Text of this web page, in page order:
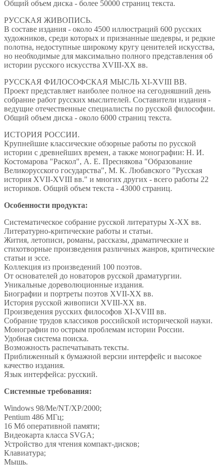
Общий объем диска - более 50000 страниц текста.
РУССКАЯ ЖИВОПИСЬ.
В составе издания - около 4500 иллюстраций 600 русских
художников, среди которых и признанные шедевры, и редкие
полотна, недоступные широкому кругу ценителей искусства,
но необходимые для максимально полного представления об
истории русского искусства XVIII-XX вв.
РУССКАЯ ФИЛОСОФСКАЯ МЫСЛЬ XI-XVIII ВВ.
Проект представляет наиболее полное на сегодняшний день
собрание работ русских мыслителей. Составители издания -
ведущие отечественные специалисты по русской философии.
Общий объем диска - около 6000 страниц текста.
ИСТОРИЯ РОССИИ.
Крупнейшие классические обзорные работы по русской
истории с древнейших времен, а также монографии: Н. И.
Костомарова "Раскол", А. Е. Преснякова "Образование
Великорусского государства", М. К. Любавского "Русская
история XVII-XVIII вв." и многих других - всего работы 22
историков. Общий объем текста - 43000 страниц.
Особенности продукта:
Систематическое собрание русской литературы X-XX вв.
Литературно-критические работы и статьи.
Жития, летописи, романы, рассказы, драматические и
стихотворные произведения различных жанров, критические
статьи и эссе.
Коллекция из произведений 100 поэтов.
От основателей до новаторов русской драматургии.
Уникальные дореволюционные издания.
Биографии и портреты поэтов XVII-XX вв.
История русской живописи XVIII-XX вв.
Произведения русских философов XI-XVIII вв.
Собрание трудов классиков российской исторической науки.
Монографии по острым проблемам истории России.
Удобная система поиска.
Возможность распечатывать тексты.
Приближенный к бумажной версии интерфейс и высокое
качество издания.
Язык интерфейса: русский.
Системные требования:
Windows 98/Mе/NT/XP/2000;
Pentium 486 МГц;
16 Мб оперативной памяти;
Видеокарта класса SVGA;
Устройство для чтения компакт-дисков;
Клавиатура;
Мышь.